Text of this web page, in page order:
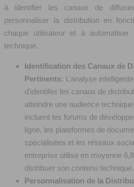
à identifier les canaux de
personnaliser la distribution en
chaque utilisateur et à automatiser
technique.
Identification des Canaux de
Pertinents: L’analyse
d’identifier les canaux de
atteindre une audience
incluent les forums de
ligne, les plateformes de
spécialisées et les réseaux
entreprise utilise en moyenne
distribuer son contenu technique.
Personnalisation de la